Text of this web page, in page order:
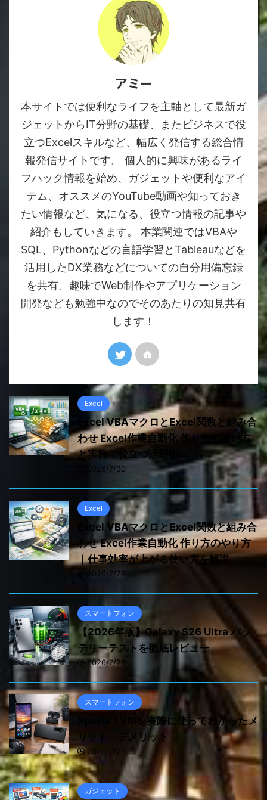
アミー
本サイトでは便利なライフを主軸として最新ガ
ジェットからIT分野の基礎、またビジネスで役
立つExcelスキルなど、幅広く発信する総合情
報発信サイトです。 個人的に興味があるライ
フハック情報を始め、ガジェットや便利なアイ
テム、オススメのYouTube動画や知っておき
たい情報など、気になる、役立つ情報の記事や
紹介もしていきます。 本業関連ではVBAや
SQL、Pythonなどの言語学習とTableauなどを
活用したDX業務などについての自分用備忘録
を共有、趣味でWeb制作やアプリケーション
開発なども勉強中なのでそのあたりの知見共有
します！
Excel
Excel VBAマクロとExcel関数と組み合
わせ Excel作業自動化 作り方の使い方
と実務で役立つ活用術
2026/7/30
Excel
Excel VBAマクロとExcel関数と組み合
わせ Excel作業自動化 作り方のやり方
｜仕事効率が上がる使い方を解説
2026/7/29
スマートフォン
【2026年版】Galaxy S26 Ultra バッ
テリーテストを徹底レビュー
2026/7/29
スマートフォン
Xperia 1 VIIIを実際に使ってわかったメ
リット・デメリット
2026/7/28
ガジェット